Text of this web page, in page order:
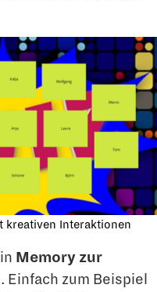
kreativen Interaktionen
Memory zur
Einfach zum Beispiel